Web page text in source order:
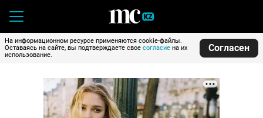
На информационном ресурсе применяются cookie-файлы.
Оставаясь на сайте, вы подтверждаете свое согласие на их
использование.
Согласен